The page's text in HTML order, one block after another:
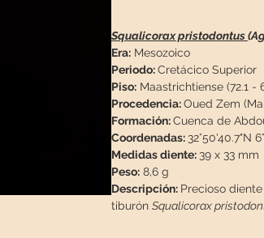
Squalicorax pristodontus
Era:Mesozoico
Periodo:Cretácico Superior
Piso:Maastrichtiense (72.1 -
Procedencia:Oued Zem
Formación:Cuenca de
Coordenadas: 32°50'40.7"N
Medidas diente: 39 x 33 mm
Peso:8,6 g
Descripción: Precioso
tiburón Squalicorax